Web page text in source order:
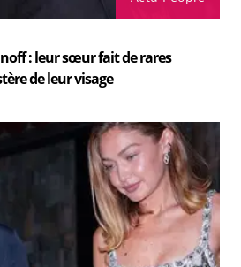
: leur sœur fait de rares
de leur visage